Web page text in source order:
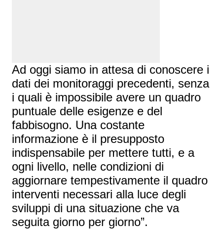
Ad oggi siamo in attesa di conoscere i
dati dei monitoraggi precedenti, senza
i quali è impossibile avere un quadro
puntuale delle esigenze e del
fabbisogno. Una costante
informazione è il presupposto
indispensabile per mettere tutti, e a
ogni livello, nelle condizioni di
aggiornare tempestivamente il quadro
interventi necessari alla luce degli
sviluppi di una situazione che va
seguita giorno per giorno”.